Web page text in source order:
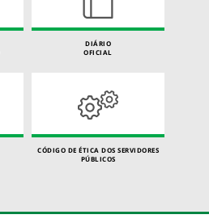
DIÁRIO
OFICIAL
CÓDIGO DE ÉTICA DOS SERVIDORES
PÚBLICOS